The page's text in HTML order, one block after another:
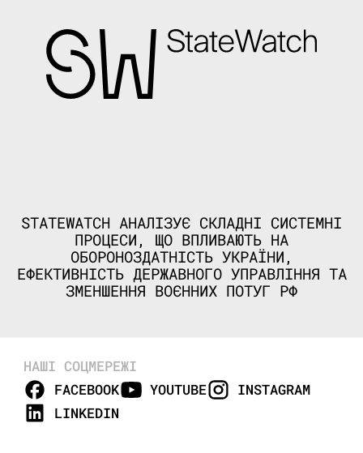
STATEWATCH АНАЛІЗУЄ СКЛАДНІ СИСТЕМНІ
ПРОЦЕСИ, ЩО ВПЛИВАЮТЬ НА
ОБОРОНОЗДАТНІСТЬ УКРАЇНИ,
ЕФЕКТИВНІСТЬ ДЕРЖАВНОГО УПРАВЛІННЯ ТА
ЗМЕНШЕННЯ ВОЄННИХ ПОТУГ РФ
НАШІ СОЦМЕРЕЖІ
FACEBOOK
YOUTUBE
INSTAGRAM
LINKEDIN